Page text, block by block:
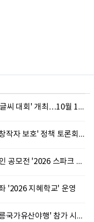
동국대 미당연구소, '제3회 미당시 손글씨 대회' 개최…10월 12일까지 접수
음저협, 국회서 '생성형 AI 시대 음악 창작자 보호' 정책 토론회 10일 개최
성신여대 학부생 '다온' 팀, 국제 디자인 공모전 '2026 스파크 어워드' 동상 수상
'2026 지혜학교' 운영
가톨릭관동대 인문도시사업센터, '강릉국가유산야행' 참가 시민 15명 모집